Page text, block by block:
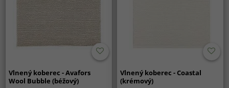
Vlnený koberec - Avafors
Wool Bubble (béžový)
Vlnený koberec - Coastal
(krémový)